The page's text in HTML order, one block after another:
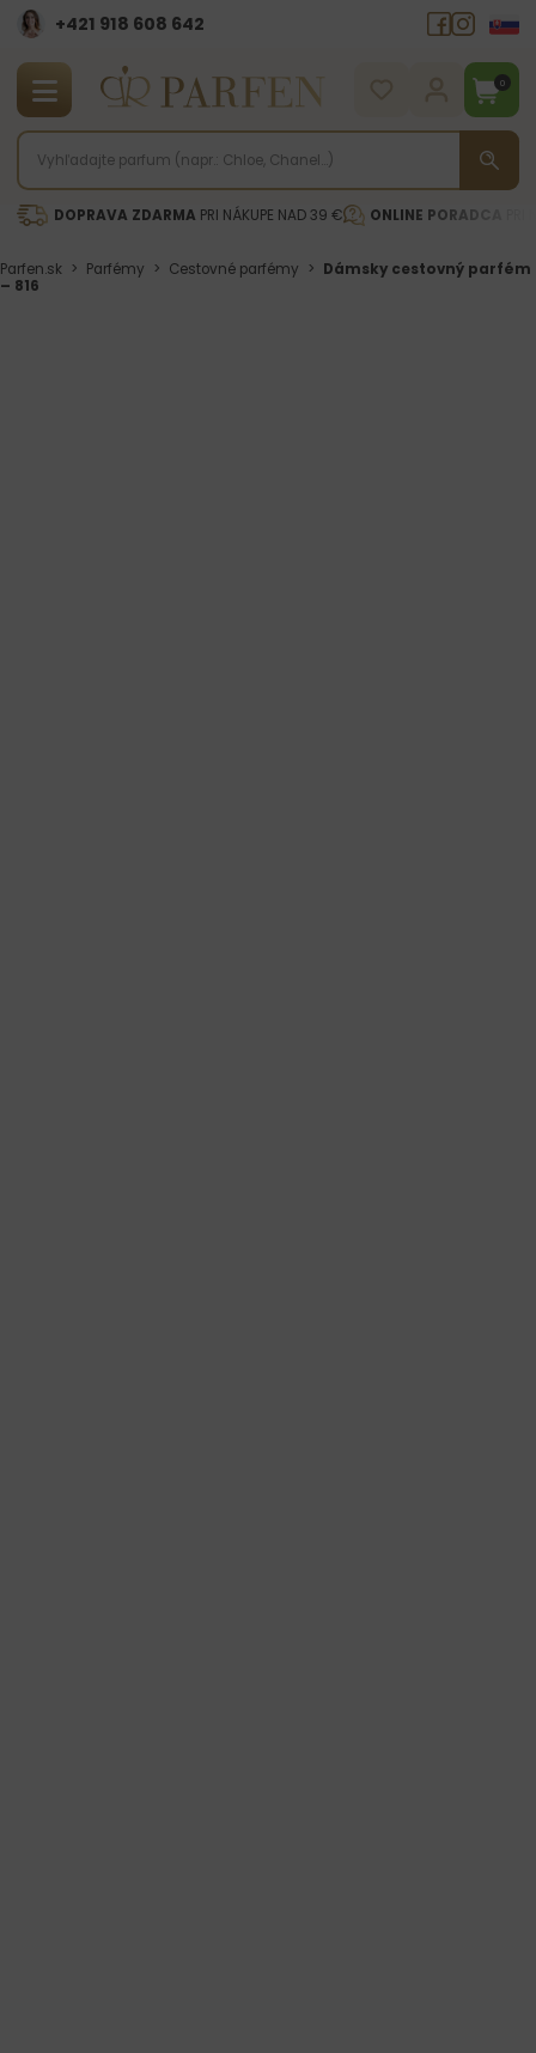
+421 918 608 642‬
0
DOPRAVA ZDARMA PRI NÁKUPE NAD 39 € ONLINE PORADCA
Parfen.sk > Parfémy > Cestovné parfémy > Dámsky cestovný parfém
– 816